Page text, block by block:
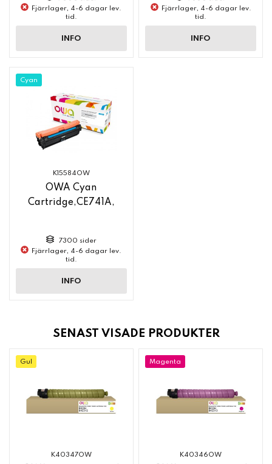
Fjärrlager, 4-6 dagar lev.
tid.
INFO
Fjärrlager, 4-6 dagar lev.
tid.
INFO
Cyan
K15584OW
OWA Cyan
Cartridge,CE741A,
7300 sider
Fjärrlager, 4-6 dagar lev.
tid.
INFO
SENAST VISADE PRODUKTER
Gul
K40347OW
Magenta
K40346OW